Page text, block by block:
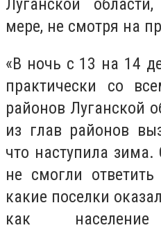
Луганской
мере, не смотря на
«В ночь с 13 на 14
практически со
районов Луганской
из глав районов
что наступила зима.
не смогли
какие поселки
как население